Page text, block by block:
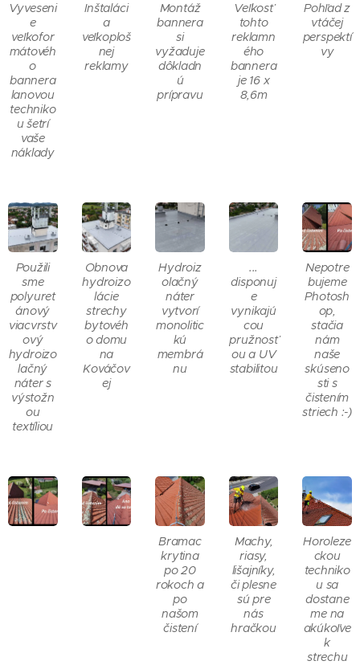
Vyveseni
e
veľkofor
mátovéh
o
bannera
lanovou
techniko
u šetrí
vaše
náklady
Inštaláci
a
veľkoploš
nej
reklamy
Montáž
bannera
si
vyžaduje
dôkladn
ú
prípravu
Veľkosť
tohto
reklamn
ého
bannera
je 16 x
8,6m
Pohľad z
vtáčej
perspektí
vy
Použili
sme
polyuret
ánový
viacvrstv
ový
hydroizo
lačný
náter s
výstožn
ou
textíliou
Obnova
hydroizo
lácie
strechy
bytovéh
o domu
na
Kováčov
ej
Hydroiz
olačný
náter
vytvorí
monolitic
kú
membrá
nu
...
disponuj
e
vynikajú
cou
pružnosť
ou a UV
stabilitou
Nepotre
bujeme
Photosh
op,
stačia
nám
naše
skúseno
sti s
čistením
striech :-)
Bramac
krytina
po 20
rokoch a
po
našom
čistení
Machy,
riasy,
lišajníky,
či plesne
sú pre
nás
hračkou
Horoleze
ckou
techniko
u sa
dostane
me na
akúkoľve
k
strechu